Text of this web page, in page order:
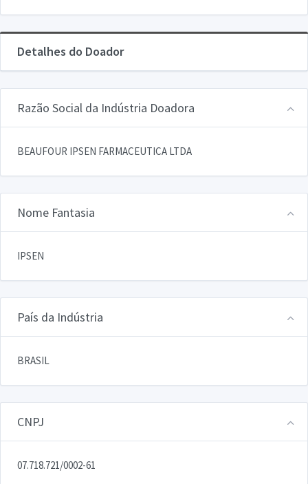
Detalhes do Doador
Razão Social da Indústria Doadora
BEAUFOUR IPSEN FARMACEUTICA LTDA
Nome Fantasia
IPSEN
País da Indústria
BRASIL
CNPJ
07.718.721/0002-61